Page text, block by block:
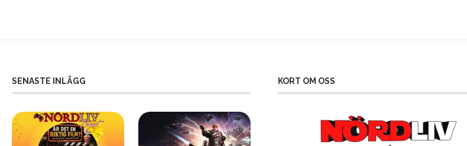
SENASTE INLÄGG KORT OM OSS